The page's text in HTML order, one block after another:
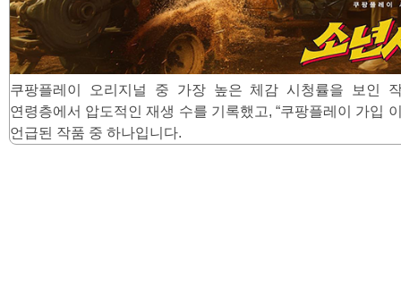
쿠팡플레이 오리지널 중 가장 높은 체감 시청률을 보인
연령층에서 압도적인 재생 수를 기록했고, “쿠팡플레이 가입
언급된 작품 중 하나입니다.